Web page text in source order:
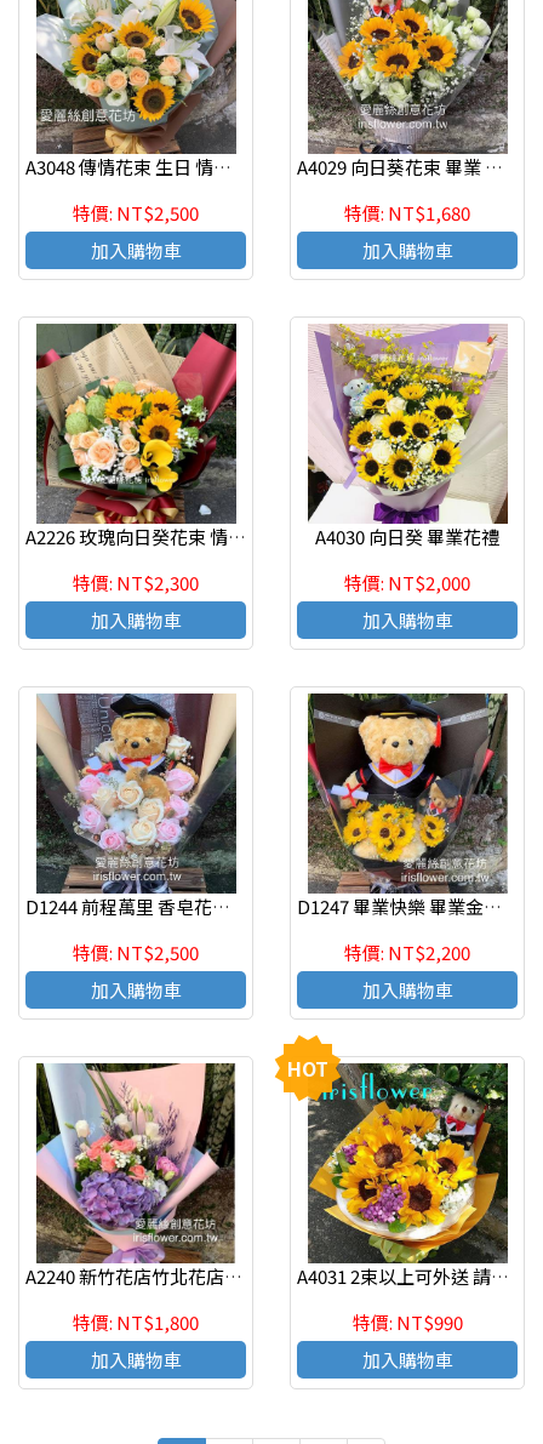
A3048 傳情花束 生日 情人節 紀念日
特價: NT$2,500
加入購物車
A4029 向日葵花束 畢業 教師節 紀念日
特價: NT$1,680
加入購物車
A2226 玫瑰向日癸花束 情人節 生日花束
特價: NT$2,300
加入購物車
A4030 向日癸 畢業花禮
特價: NT$2,000
加入購物車
D1244 前程萬里 香皂花畢業熊花束 畢業花束
特價: NT$2,500
加入購物車
D1247 畢業快樂 畢業金莎熊熊花束
特價: NT$2,200
加入購物車
A2240 新竹花店竹北花店代客送花
特價: NT$1,800
加入購物車
HOT
A4031 2束以上可外送 請來電洽詢 1束請來店自取 向日葵畢業熊花束 新竹花店 代客送花
特價: NT$990
加入購物車